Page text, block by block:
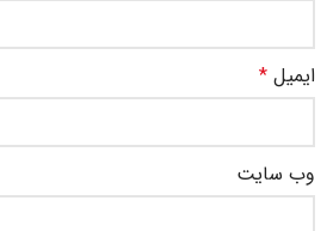
ایمیل *
وب‌ سایت